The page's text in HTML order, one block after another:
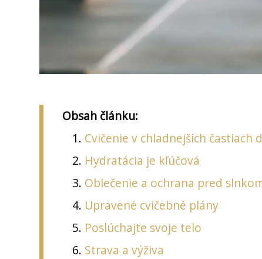
Obsah článku:
Cvičenie v chladnejších častiach
Hydratácia je kľúčová
Oblečenie a ochrana pred
Upravené cvičebné plány
Poslúchajte svoje telo
Strava a výživa